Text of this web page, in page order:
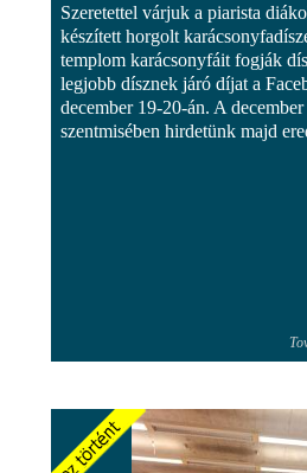
Szeretettel várjuk a piarista
készített horgolt
templom karácsonyfáit fogják
legjobb dísznek járó díjat a
december 19-20-án. A
szentmisében hirdetünk majd